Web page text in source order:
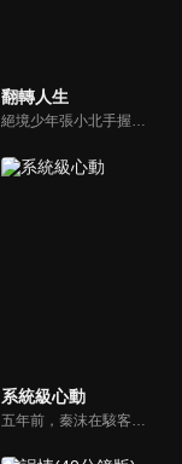
翻轉人生
系統級心動
五年前，秦沫在駭客挑戰賽中與蕭氏集團技術負責人蕭南禹交鋒，二人陰差陽錯下秦沫懷了龍鳳胎。五年後，蕭氏內部權力鬥爭升級，唯一知道孩子身世的蕭老爺子，因自己時日無多與秦沫攤牌，要求她證明撫養能力。之後秦沫化名加入蕭氏，與蕭南禹再次相遇。二人從試探到欣賞，情感漸生。